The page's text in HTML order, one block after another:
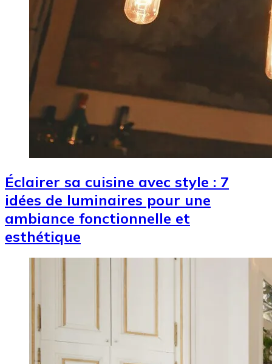
Éclairer sa cuisine avec style : 7
idées de luminaires pour une
ambiance fonctionnelle et
esthétique